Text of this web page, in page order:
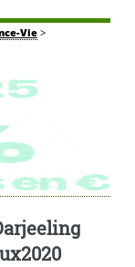
Vie>